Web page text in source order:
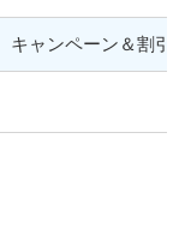
キャンペーン＆割引